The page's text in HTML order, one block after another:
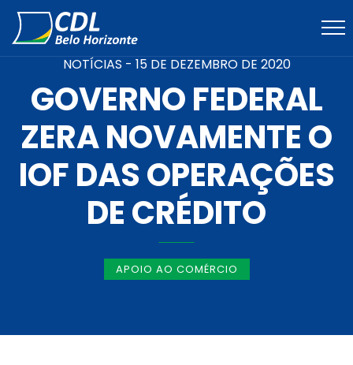
NOTÍCIAS - 15 DE DEZEMBRO DE 2020
GOVERNO FEDERAL
ZERA NOVAMENTE O
IOF DAS OPERAÇÕES
DE CRÉDITO
APOIO AO COMÉRCIO